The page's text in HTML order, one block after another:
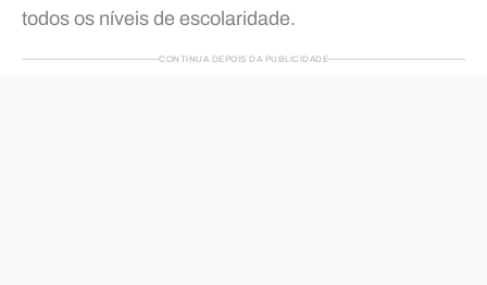
todos os níveis de escolaridade.
CONTINUA DEPOIS DA PUBLICIDADE